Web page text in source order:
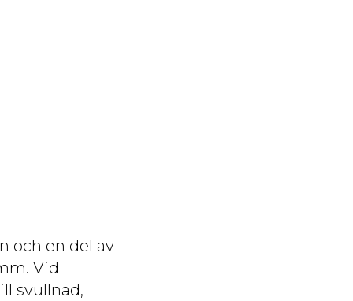
och en del av
Vid
svullnad,